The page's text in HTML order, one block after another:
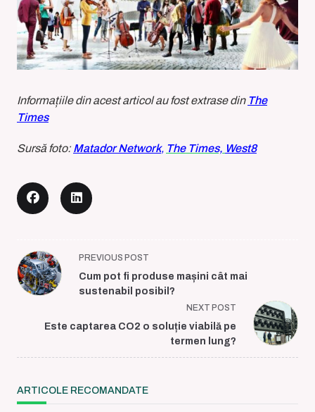
Informațiile din acest articol au fost extrase din The
Times
Sursă foto: Matador Network, The Times, West8
<span
class="nav-
subtitle
reader-
PREVIOUS POST
Cum pot fi produse mașini cât mai
sustenabil posibil?
NEXT POST
Este captarea CO2 o soluție viabilă pe
termen lung?
ARTICOLE RECOMANDATE